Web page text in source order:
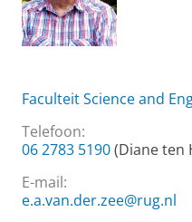
Faculteit Science and
Telefoon:
06 2783 5190(Diane ten
E-mail:
e.a.van.der.zee@rug.nl